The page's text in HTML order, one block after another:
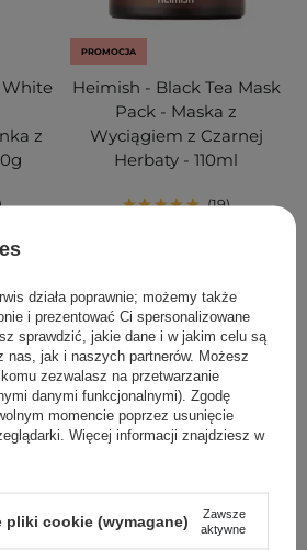
White
z
PROMOCJA
Heimish - Black Tea Mask
Pack - Maska z
Wyciągiem z Czarnej
Herbaty - 110ml
19
DODAJ DO KOSZYKA
działa poprawnie; możemy także
i prezentować Ci spersonalizowane
sprawdzić, jakie dane i w jakim celu są
nas, jak i naszych partnerów. Możesz
zezwalasz na przetwarzanie
danymi funkcjonalnymi). Zgodę
momencie poprzez usunięcie
Więcej informacji znajdziesz w
pliki cookie (wymagane)
Zawsze
aktywne